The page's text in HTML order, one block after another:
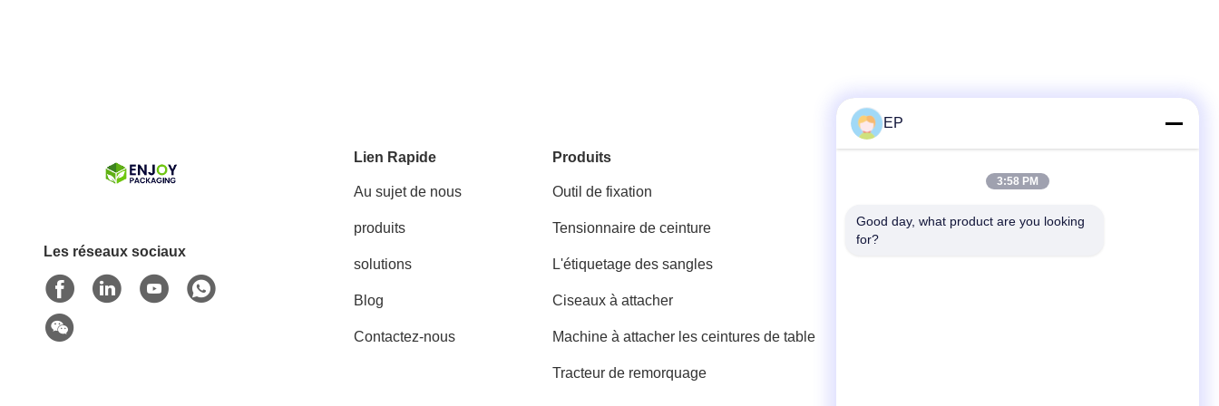
Les réseaux sociaux
Lien Rapide
Au sujet de nous
produits
solutions
Blog
Contactez-nous
Produits
Outil de fixation
Tensionnaire de ceinture
L'étiquetage des sangles
Ciseaux à attacher
Machine à attacher les ceintures de table
Tracteur de remorquage
008617280206760
EP
3:58 PM
Good day, what product are you looking
for?